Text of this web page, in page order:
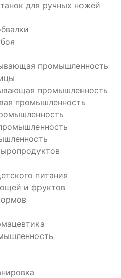
для ручных ножей
промышленность
промышленность
промышленность
питания
и фруктов